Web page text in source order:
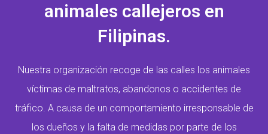
animales callejeros en
Filipinas.
Nuestra organización recoge de las calles los animales
víctimas de maltratos, abandonos o accidentes de
tráfico. A causa de un comportamiento irresponsable de
los dueños y la falta de medidas por parte de los